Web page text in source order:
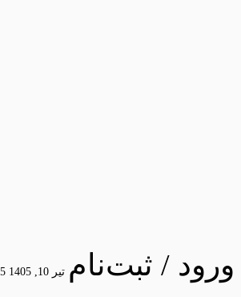
ورود / ثبت‌نام تیر 10, 1405